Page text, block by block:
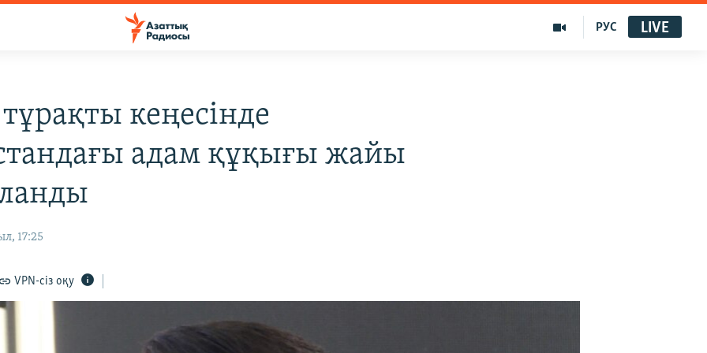
РУС LIVE
кеңесінде
адам құқығы жайы
17:25
VPN-сіз оқу